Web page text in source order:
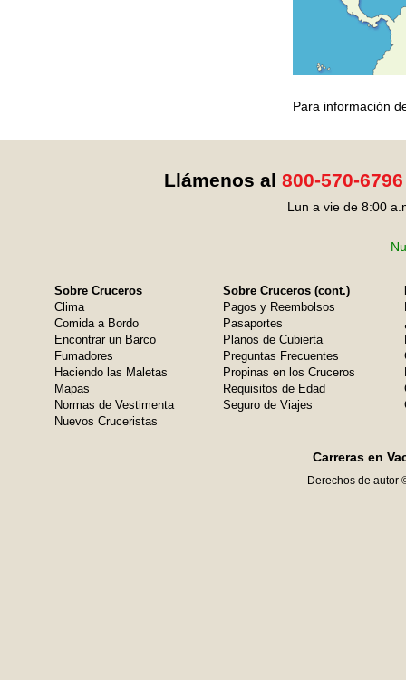
Para información
Llámenos al 800-570-6796
Lun a vie de 8:00
Sobre Cruceros
Clima
Comida a Bordo
Encontrar un Barco
Fumadores
Haciendo las Maletas
Mapas
Normas de Vestimenta
Nuevos Cruceristas
Sobre Cruceros (cont.)
Pagos y Reembolsos
Pasaportes
Planos de Cubierta
Preguntas Frecuentes
Propinas en los Cruceros
Requisitos de Edad
Seguro de Viajes
Carreras en
Derechos de autor